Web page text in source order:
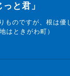
と君」
ものですが、根は優
はときがわ町）